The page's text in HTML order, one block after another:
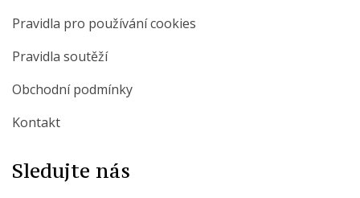
Pravidla pro používání cookies
Pravidla soutěží
Obchodní podmínky
Kontakt
Sledujte nás